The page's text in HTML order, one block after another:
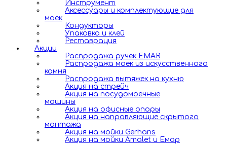
Инструмент
Аксессуары и комплектующие для
моек
Кондукторы
Упаковка и клей
Реставрация
Акции
Распродажа ручек EMAR
Распродажа моек из искусственного
камня
Распродажа вытяжек на кухню
Акция на стрейч
Акция на посудомоечные
машины
Акция на офисные опоры
Акция на направляющие скрытого
монтажа
Акция на мойки Gerhans
Акция на мойки Amalet и Емар